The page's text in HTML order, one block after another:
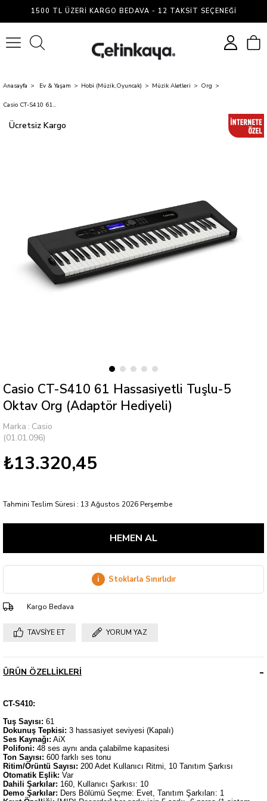
1500 TL ÜZERI KARGO BEDAVA - 12 TAKSIT SEÇENEĞI
Anasayfa Ev & Yaşam Hobi (Müzik,Oyuncak) Müzik Aletleri Org
Casio CT-S410 61 Hassasiyetli Tuşlu-5 Oktav Org (Adaptör Hediyeli)
Ücretsiz Kargo
Casio CT-S410 61 Hassasiyetli Tuşlu-5
Oktav Org (Adaptör Hediyeli)
Marka : Casio
(01.01.096)
₺13.320,45
Tahmini Teslim Süresi : 13 Ağustos 2026 Perşembe
i Stoklarla Sınırlıdır
Kargo Bedava
TAVSIYE ET YORUM YAZ
ÜRÜN ÖZELLIKLERI
CT-S410:
Tuş Sayısı: 61
Dokunuş Tepkisi: 3 hassasiyet seviyesi (Kapalı)
Ses Kaynağı: AiX
Polifoni: 48 ses aynı anda çalabilme kapasitesi
Ton Sayısı: 600 farklı ses tonu
Ritim/Örüntü Sayısı: 200 Adet Kullanıcı Ritmi, 10 Tanıtım Şarkısı
Otomatik Eşlik: Var
Dahili Şarkılar: 160, Kullanıcı Şarkısı: 10
Demo Şarkılar: Ders Bölümü Seçme: Evet, Tanıtım Şarkıları: 1